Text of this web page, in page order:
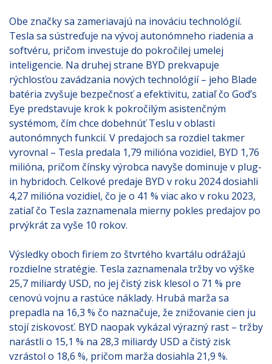
Obe značky sa zameriavajú na inováciu technológií.
Tesla sa sústreďuje na vývoj autonómneho riadenia a
softvéru, pričom investuje do pokročilej umelej
inteligencie. Na druhej strane BYD prekvapuje
rýchlosťou zavádzania nových technológií – jeho Blade
batéria zvyšuje bezpečnosť a efektivitu, zatiaľ čo God’s
Eye predstavuje krok k pokročilým asistenčným
systémom, čím chce dobehnúť Teslu v oblasti
autonómnych funkcií. V predajoch sa rozdiel takmer
vyrovnal – Tesla predala 1,79 milióna vozidiel, BYD 1,76
milióna, pričom čínsky výrobca navyše dominuje v plug-
in hybridoch. Celkové predaje BYD v roku 2024 dosiahli
4,27 milióna vozidiel, čo je o 41 % viac ako v roku 2023,
zatiaľ čo Tesla zaznamenala mierny pokles predajov po
prvýkrát za vyše 10 rokov.
Výsledky oboch firiem zo štvrtého kvartálu odrážajú
rozdielne stratégie. Tesla zaznamenala tržby vo výške
25,7 miliardy USD, no jej čistý zisk klesol o 71 % pre
cenovú vojnu a rastúce náklady. Hrubá marža sa
prepadla na 16,3 % čo naznačuje, že znižovanie cien ju
stojí ziskovosť. BYD naopak vykázal výrazný rast – tržby
narástli o 15,1 % na 28,3 miliardy USD a čistý zisk
vzrástol o 18,6 %, pričom marža dosiahla 21,9 %.